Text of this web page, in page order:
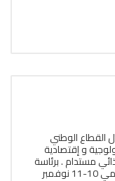
القطاع الوطني
و إقتصادية
مستدام . برئاسة
الدكتورة نويشي سهام يومي 10-11 نوفمبر